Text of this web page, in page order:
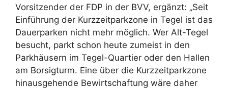
Vorsitzender der FDP in der BVV, ergänzt: „Seit
Einführung der Kurzzeitparkzone in Tegel ist das
Dauerparken nicht mehr möglich. Wer Alt-Tegel
besucht, parkt schon heute zumeist in den
Parkhäusern im Tegel-Quartier oder den Hallen
am Borsigturm. Eine über die Kurzzeitparkzone
hinausgehende Bewirtschaftung wäre daher